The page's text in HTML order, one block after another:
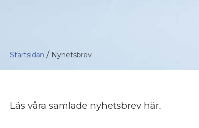
Startsidan / Nyhetsbrev
Läs våra samlade nyhetsbrev här.